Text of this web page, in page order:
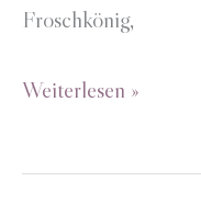
Froschkönig,
Märchen-
Weiterlesen »